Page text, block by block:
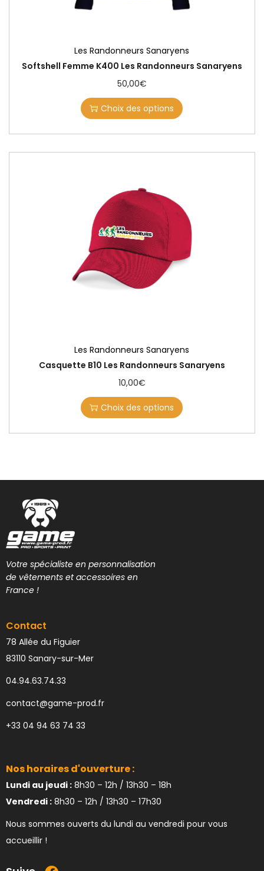
Les Randonneurs Sanaryens
Softshell Femme K400 Les Randonneurs Sanaryens
50,00€
Choix des options
Les Randonneurs Sanaryens
Casquette B10 Les Randonneurs Sanaryens
10,00€
Choix des options
Votre spécialiste en personnalisation
de vêtements et accessoires en
France !
Contact
78 Allée du Figuier
83110 Sanary-sur-Mer
04.94.63.74.33
contact@game-prod.fr
+33 04 94 63 74 33
Nos horaires d'ouverture :
Lundi au jeudi : 8h30 – 12h / 13h30 – 18h
Vendredi : 8h30 – 12h / 13h30 – 17h30
Nous sommes ouverts du lundi au vendredi pour vous
accueillir !